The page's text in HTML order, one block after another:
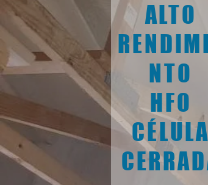
ALTO
NTO
HFO
CÉLULA